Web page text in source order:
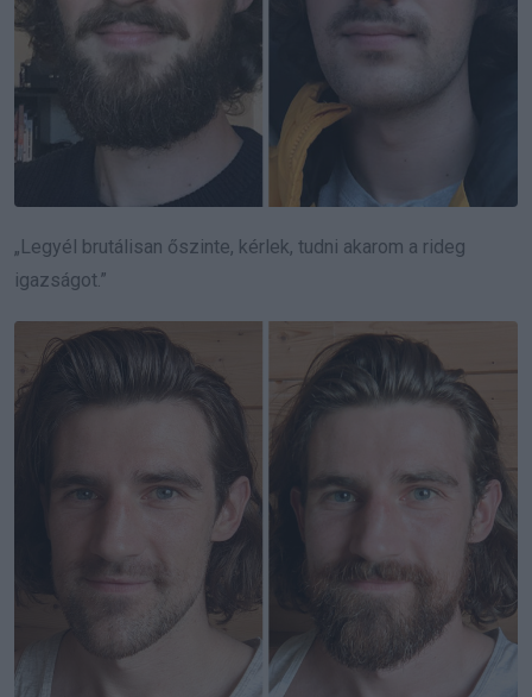
„Legyél brutálisan őszinte, kérlek, tudni akarom a rideg
igazságot.”